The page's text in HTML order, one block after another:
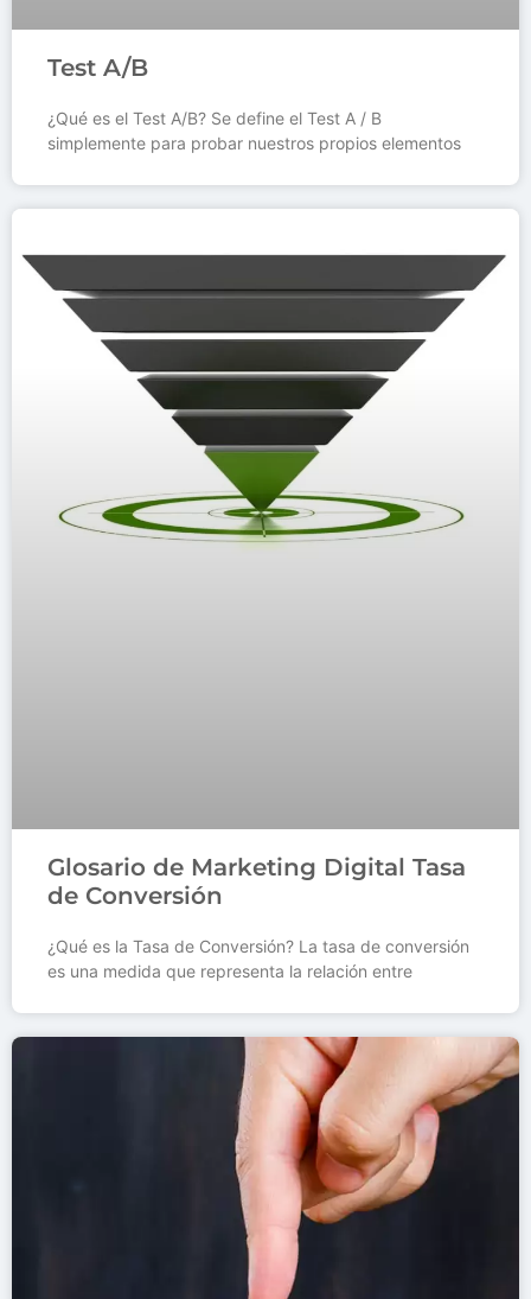
Test A/B
¿Qué es el Test A/B? Se define el Test A / B
simplemente para probar nuestros propios elementos
Glosario de Marketing Digital Tasa
de Conversión
¿Qué es la Tasa de Conversión? La tasa de conversión
es una medida que representa la relación entre